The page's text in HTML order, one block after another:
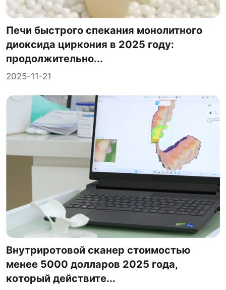
Печи быстрого спекания монолитного
диоксида циркония в 2025 году:
продолжительно...
2025-11-21
Внутриротовой сканер стоимостью
менее 5000 долларов 2025 года,
который действите...